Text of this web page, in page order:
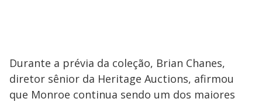
Durante a prévia da coleção, Brian Chanes,
diretor sênior da Heritage Auctions, afirmou
que Monroe continua sendo um dos maiores